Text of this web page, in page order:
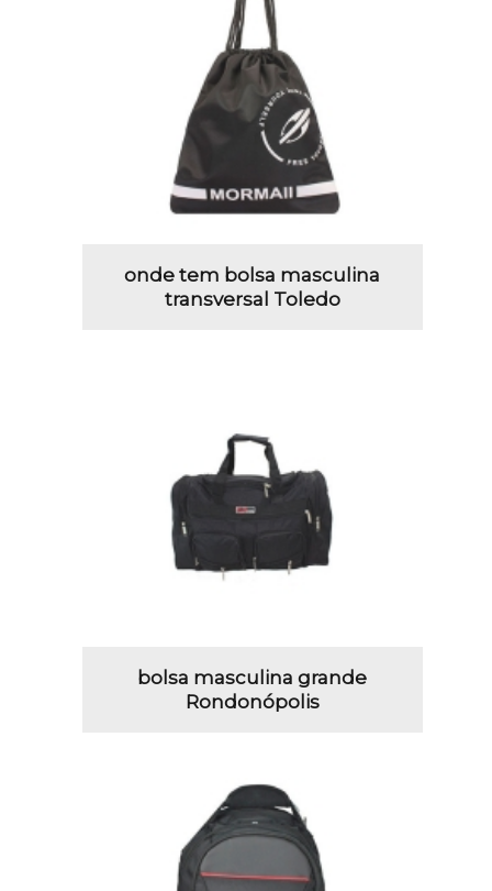
onde tem bolsa masculina
transversal Toledo
bolsa masculina grande
Rondonópolis